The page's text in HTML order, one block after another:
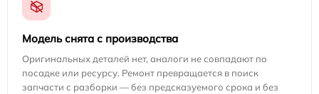
Модель снята с производства
Оригинальных деталей нет, аналоги не совпадают по
посадке или ресурсу. Ремонт превращается в поиск
запчасти с разборки — без предсказуемого срока и без